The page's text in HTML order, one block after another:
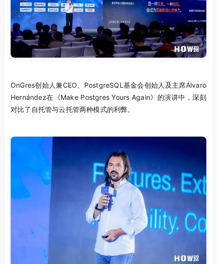
OnGres创始人兼CEO、PostgreSQL基金会创始人及主席Álvaro
Hernández在《Make Postgres Yours Again》的演讲中，深刻
对比了自托管与云托管两种模式的利弊。